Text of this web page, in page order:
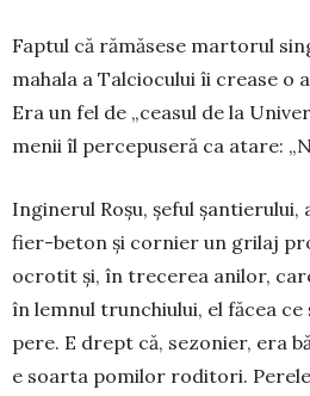
Faptul că rămăsese martorul
mahala a Talciocului îi crease o
Era un fel de „ceasul de la
me­nii îl percepuseră ca atare:
Inginerul Roșu, șeful șan­tierului,
fier-beton și cornier un grilaj
ocrotit și, în trecerea anilor,
în lemnul trunchiului, el făcea ce
pere. E drept că, sezonier, era
e soarta po­milor roditori.